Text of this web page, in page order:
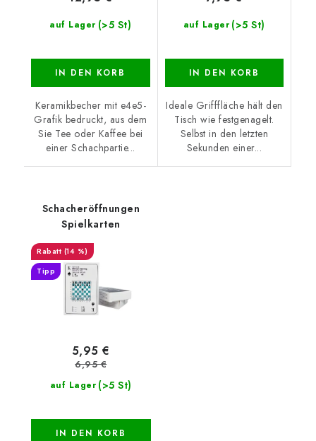
auf Lager (>5 St)
IN DEN KORB
Keramikbecher mit e4e5-
Grafik bedruckt, aus dem
Sie Tee oder Kaffee bei
einer Schachpartie...
auf Lager (>5 St)
IN DEN KORB
Ideale Grifffläche hält den
Tisch wie festgenagelt.
Selbst in den letzten
Sekunden einer...
Schacheröffnungen
Spielkarten
(14 %)
Tipp
auf Lager (>5 St)
5,95 €
6,95 €
IN DEN KORB